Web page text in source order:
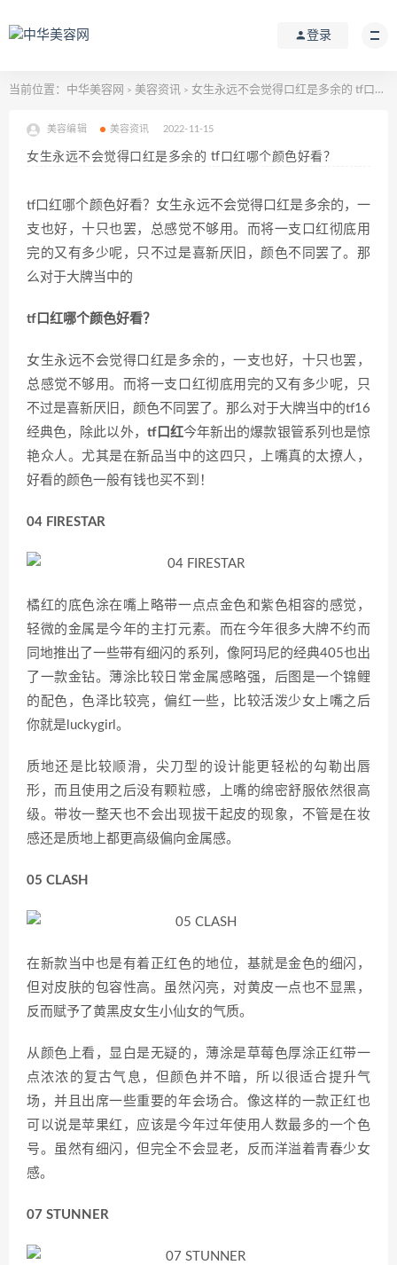
登录
当前位置： 中华美容网 > 美容资讯 > 女生永远不会觉得口红是多余的 tf口红哪个颜色好看？
美容编辑 美容资讯 2022-11-15
女生永远不会觉得口红是多余的 tf口红哪个颜色好看？
tf口红哪个颜色好看？女生永远不会觉得口红是多余的，一
支也好，十只也罢，总感觉不够用。而将一支口红彻底用
完的又有多少呢，只不过是喜新厌旧，颜色不同罢了。那
么对于大牌当中的
tf口红哪个颜色好看？
女生永远不会觉得口红是多余的，一支也好，十只也罢，
总感觉不够用。而将一支口红彻底用完的又有多少呢，只
不过是喜新厌旧，颜色不同罢了。那么对于大牌当中的tf16
经典色，除此以外， tf口红今年新出的爆款银管系列也是惊
艳众人。尤其是在新品当中的这四只，上嘴真的太撩人，
好看的颜色一般有钱也买不到！
​04 FIRESTAR
橘红的底色涂在嘴上略带一点点金色和紫色相容的感觉，
轻微的金属是今年的主打元素。而在今年很多大牌不约而
同地推出了一些带有细闪的系列，像阿玛尼的经典405也出
了一款金钻。薄涂比较日常金属感略强，后图是一个锦鲤
的配色，色泽比较亮，偏红一些，比较活泼少女上嘴之后
你就是luckygirl。
质地还是比较顺滑，尖刀型的设计能更轻松的勾勒出唇
形，而且使用之后没有颗粒感，上嘴的绵密舒服依然很高
级。带妆一整天也不会出现拔干起皮的现象，不管是在妆
感还是质地上都更高级偏向金属感。
​05 CLASH
在新款当中也是有着正红色的地位，基就是金色的细闪，
但对皮肤的包容性高。虽然闪亮，对黄皮一点也不显黑，
反而赋予了黄黑皮女生小仙女的气质。
从颜色上看，显白是无疑的，薄涂是草莓色厚涂正红带一
点浓浓的复古气息，但颜色并不暗，所以很适合提升气
场，并且出席一些重要的年会场合。像这样的一款正红也
可以说是苹果红，应该是今年过年使用人数最多的一个色
号。虽然有细闪，但完全不会显老，反而洋溢着青春少女
感。
​07 STUNNER